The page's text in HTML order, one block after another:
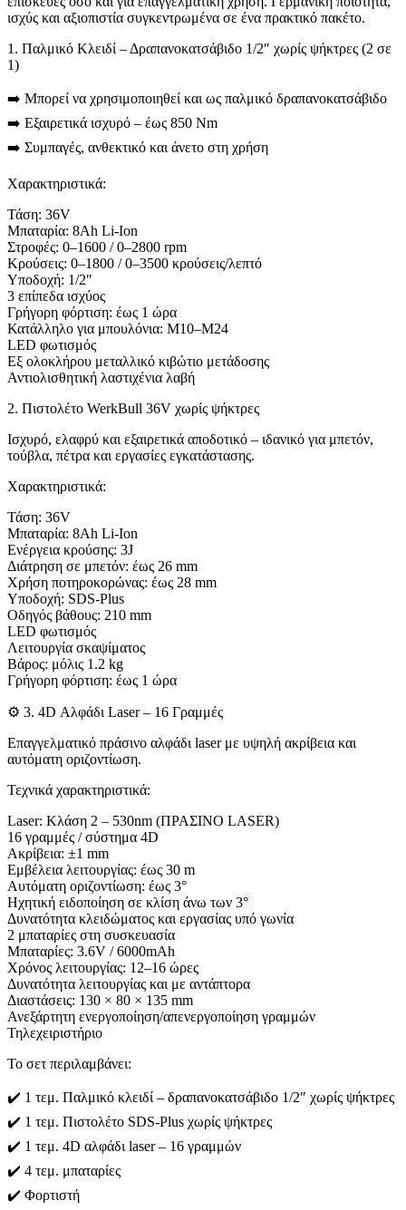
ισχύς και αξιοπιστία συγκεντρωμένα σε ένα πρακτικό πακέτο.
1. Παλμικό Κλειδί – Δραπανοκατσάβιδο 1/2″ χωρίς ψήκτρες (2 σε
1)
➡️ Μπορεί να χρησιμοποιηθεί και ως παλμικό δραπανοκατσάβιδο
➡️ Εξαιρετικά ισχυρό – έως 850 Nm
➡️ Συμπαγές, ανθεκτικό και άνετο στη χρήση
Χαρακτηριστικά:
Τάση: 36V
Μπαταρία: 8Ah Li-Ion
Στροφές: 0–1600 / 0–2800 rpm
Κρούσεις: 0–1800 / 0–3500 κρούσεις/λεπτό
Υποδοχή: 1/2″
3 επίπεδα ισχύος
Γρήγορη φόρτιση: έως 1 ώρα
Κατάλληλο για μπουλόνια: M10–M24
LED φωτισμός
Εξ ολοκλήρου μεταλλικό κιβώτιο μετάδοσης
Αντιολισθητική λαστιχένια λαβή
2. Πιστολέτο WerkBull 36V χωρίς ψήκτρες
Ισχυρό, ελαφρύ και εξαιρετικά αποδοτικό – ιδανικό για μπετόν,
τούβλα, πέτρα και εργασίες εγκατάστασης.
Χαρακτηριστικά:
Τάση: 36V
Μπαταρία: 8Ah Li-Ion
Ενέργεια κρούσης: 3J
Διάτρηση σε μπετόν: έως 26 mm
Χρήση ποτηροκορώνας: έως 28 mm
Υποδοχή: SDS-Plus
Οδηγός βάθους: 210 mm
LED φωτισμός
Λειτουργία σκαψίματος
Βάρος: μόλις 1.2 kg
Γρήγορη φόρτιση: έως 1 ώρα
⚙️ 3. 4D Αλφάδι Laser – 16 Γραμμές
Επαγγελματικό πράσινο αλφάδι laser με υψηλή ακρίβεια και
αυτόματη οριζοντίωση.
Τεχνικά χαρακτηριστικά:
Laser: Κλάση 2 – 530nm (ΠΡΑΣΙΝΟ LASER)
16 γραμμές / σύστημα 4D
Ακρίβεια: ±1 mm
Εμβέλεια λειτουργίας: έως 30 m
Αυτόματη οριζοντίωση: έως 3°
Ηχητική ειδοποίηση σε κλίση άνω των 3°
Δυνατότητα κλειδώματος και εργασίας υπό γωνία
2 μπαταρίες στη συσκευασία
Μπαταρίες: 3.6V / 6000mAh
Χρόνος λειτουργίας: 12–16 ώρες
Δυνατότητα λειτουργίας και με αντάπτορα
Διαστάσεις: 130 × 80 × 135 mm
Ανεξάρτητη ενεργοποίηση/απενεργοποίηση γραμμών
Τηλεχειριστήριο
Το σετ περιλαμβάνει:
✔️ 1 τεμ. Παλμικό κλειδί – δραπανοκατσάβιδο 1/2″ χωρίς ψήκτρες
✔️ 1 τεμ. Πιστολέτο SDS-Plus χωρίς ψήκτρες
✔️ 1 τεμ. 4D αλφάδι laser – 16 γραμμών
✔️ 4 τεμ. μπαταρίες
✔️ Φορτιστή